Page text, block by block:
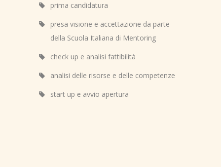
prima candidatura
presa visione e accettazione da parte
della Scuola Italiana di Mentoring
check up e analisi fattibilità
analisi delle risorse e delle competenze
start up e avvio apertura